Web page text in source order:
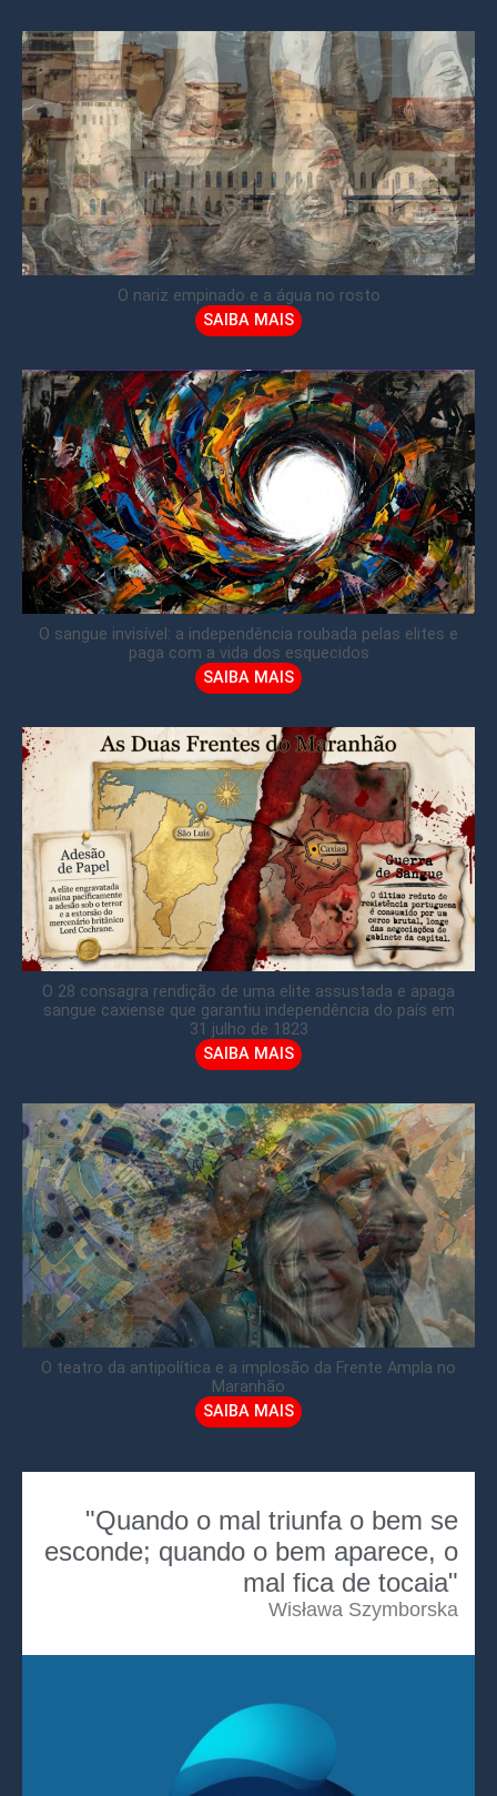
O nariz empinado e a água no rosto
SAIBA MAIS
O sangue invisível: a independência roubada pelas elites e
paga com a vida dos esquecidos
SAIBA MAIS
O 28 consagra rendição de uma elite assustada e apaga
sangue caxiense que garantiu independência do país em
31 julho de 1823
SAIBA MAIS
O teatro da antipolítica e a implosão da Frente Ampla no
Maranhão
SAIBA MAIS
"Quando o mal triunfa o bem se
esconde; quando o bem aparece, o
mal fica de tocaia"
Wisława Szymborska